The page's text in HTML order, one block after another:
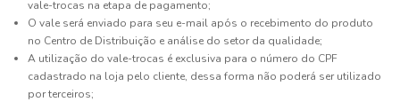
vale-trocas na etapa de pagamento;
O vale será enviado para seu e-mail após o recebimento do produto
no Centro de Distribuição e análise do setor da qualidade;
A utilização do vale-trocas é exclusiva para o número do CPF
cadastrado na loja pelo cliente, dessa forma não poderá ser utilizado
por terceiros;